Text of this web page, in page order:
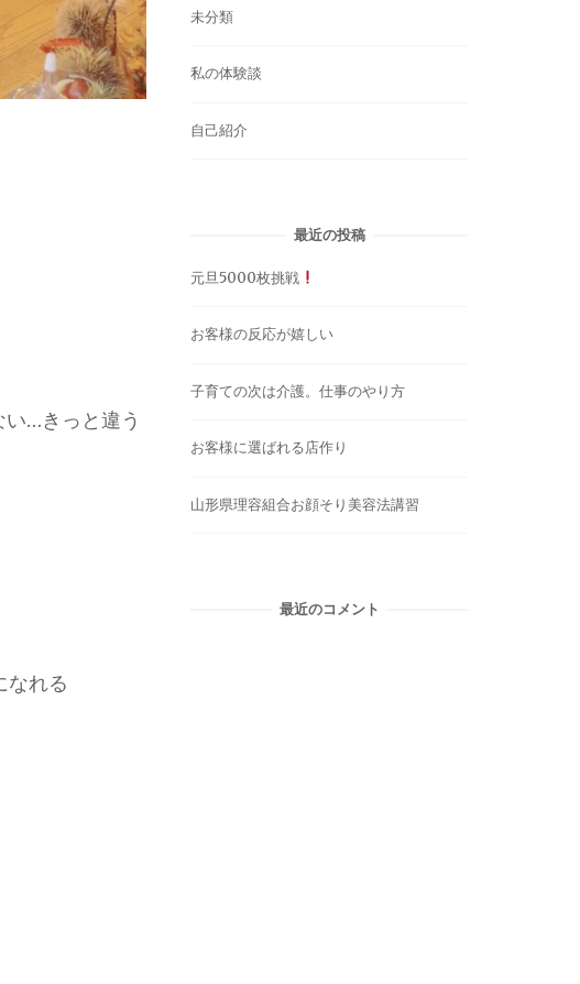
い…きっと違う
なれる
未分類
私の体験談
自己紹介
最近の投稿
元旦5000枚挑戦
お客様の反応が嬉しい
子育ての次は介護。仕事のやり方
お客様に選ばれる店作り
山形県理容組合お顔そり美容法講習
最近のコメント